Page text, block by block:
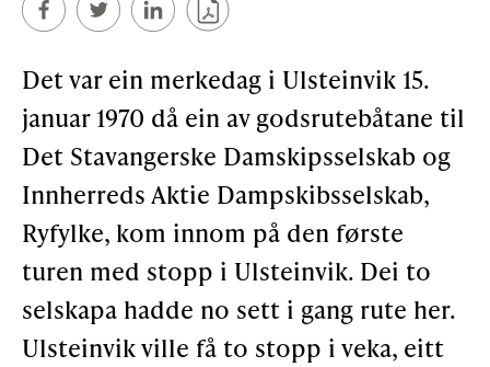
SLIK KAN DU BIDRA
Bidra til lokalhistorie
Støtteannonsørar
OM ULSTEIN HISTORIELAG
Kontakt oss
Om oss
Det var ein merkedag i Ulsteinvik 15.
januar 1970 då ein av godsrutebåtane til
Det Stavangerske Damskipsselskab og
Innherreds Aktie Dampskibsselskab,
Ryfylke, kom innom på den første
turen med stopp i Ulsteinvik. Dei to
selskapa hadde no sett i gang rute her.
Ulsteinvik ville få to stopp i veka, eitt